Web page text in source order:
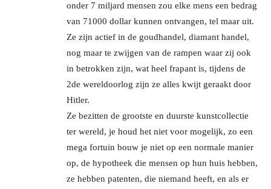
onder 7 miljard mensen zou elke mens een bedrag
van 71000 dollar kunnen ontvangen, tel maar uit.
Ze zijn actief in de goudhandel, diamant handel,
nog maar te zwijgen van de rampen waar zij ook
in betrokken zijn, wat heel frapant is, tijdens de
2de wereldoorlog zijn ze alles kwijt geraakt door
Hitler.
Ze bezitten de grootste en duurste kunstcollectie
ter wereld, je houd het niet voor mogelijk, zo een
mega fortuin bouw je niet op een normale manier
op, de hypotheek die mensen op hun huis hebben,
ze hebben patenten, die niemand heeft, en als er